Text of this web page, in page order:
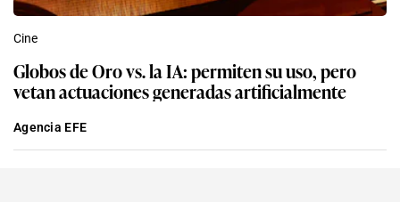
Cine
Globos de Oro vs. la IA: permiten su uso, pero
vetan actuaciones generadas artificialmente
Agencia EFE